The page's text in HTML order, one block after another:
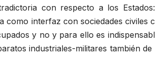
con respecto a los
como interfaz con sociedades civiles
y no y para ello es
industriales-militares también de